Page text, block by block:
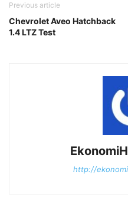
Previous article
Chevrolet Aveo Hatchback
1.4 LTZ Test
http://